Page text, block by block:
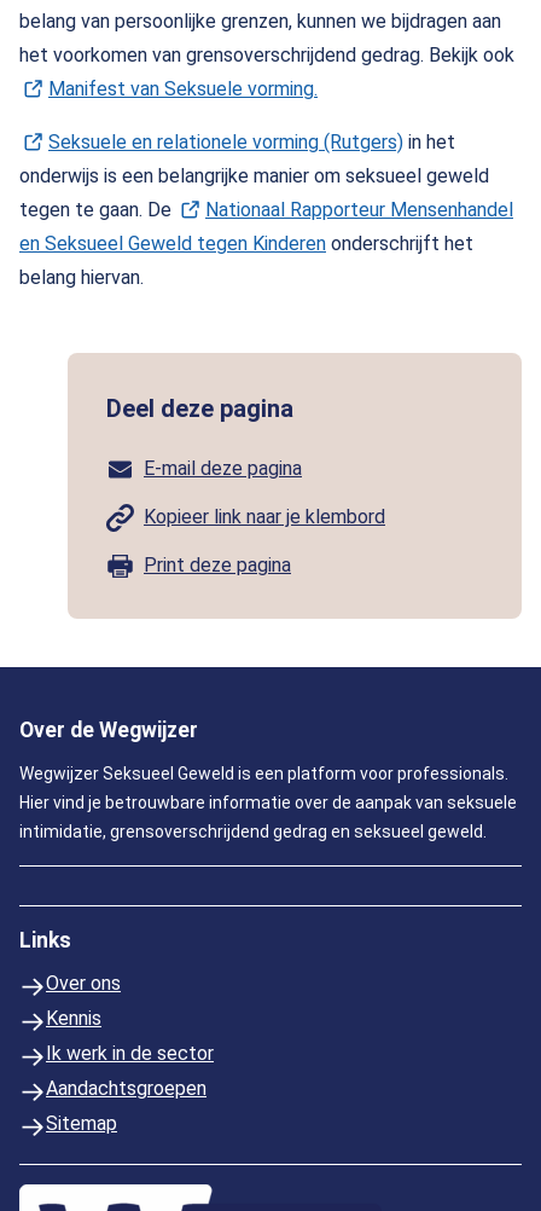
belang van persoonlijke grenzen, kunnen we bijdragen aan
het voorkomen van grensoverschrijdend gedrag. Bekijk ook
Manifest van Seksuele vorming.
Seksuele en relationele vorming (Rutgers) (Opent in een
in het
onderwijs is een belangrijke manier om seksueel geweld
tegen te gaan. De
Nationaal Rapporteur Mensenhandel
en Seksueel Geweld tegen Kinderen (Opent in een nieuw
onderschrijft het
belang hiervan.
Deel deze pagina
E-mail deze pagina
Kopieer link naar je klembord
Print deze pagina
Over de Wegwijzer
Wegwijzer Seksueel Geweld is een platform voor professionals.
Hier vind je betrouwbare informatie over de aanpak van seksuele
intimidatie, grensoverschrijdend gedrag en seksueel geweld.
Links
Over ons
Kennis
Ik werk in de sector
Aandachtsgroepen
Sitemap